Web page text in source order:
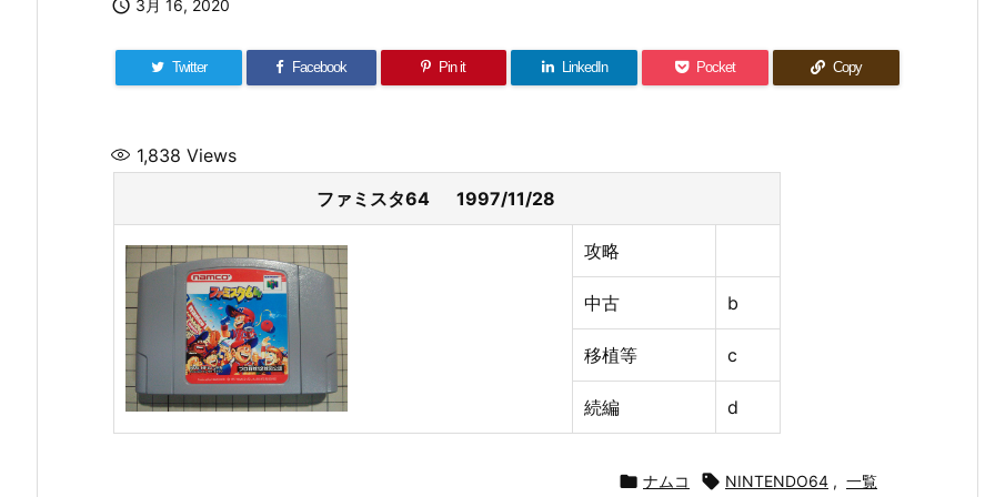
 3月 16, 2020
Twitter Facebook Pin it LinkedIn Pocket Copy
1,838 Views
ファミスタ64 1997/11/28
攻略
中古 b
移植等 c
続編 d
 ナムコ  NINTENDO64 , 一覧